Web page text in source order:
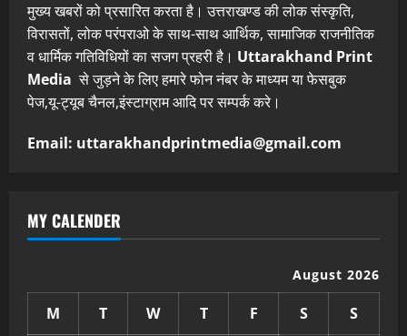
मुख्य खबरों को प्रसारित करता है। उत्तराखण्ड की लोक संस्कृति,
विरासतों, लोक परंपराओ के साथ-साथ आर्थिक, सामाजिक राजनीतिक
व धार्मिक गतिविधियों का सजग प्रहरी है। Uttarakhand Print
Media से जुड़ने के लिए हमारे फोन नंबर के माध्यम या फेसबुक
पेज,यू-ट्यूब चैनल,इंस्टाग्राम आदि पर सम्पर्क करे।
Email: uttarakhandprintmedia@gmail.com
MY CALENDER
August 2026
M T W T F S S